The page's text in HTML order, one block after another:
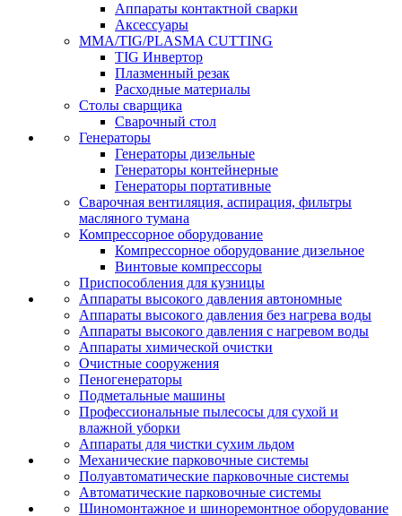
Аппараты контактной сварки
Аксессуары
MMA/TIG/PLASMA CUTTING
TIG Инвертор
Плазменный резак
Расходные материалы
Столы сварщика
Сварочный стол
Генераторы
Генераторы дизельные
Генераторы контейнерные
Генераторы портативные
Сварочная вентиляция, аспирация, фильтры
масляного тумана
Компрессорное оборудование
Компрессорное оборудование дизельное
Винтовые компрессоры
Приспособления для кузницы
Аппараты высокого давления автономные
Аппараты высокого давления без нагрева воды
Аппараты высокого давления с нагревом воды
Аппараты химической очистки
Очистные сооружения
Пеногенераторы
Подметальные машины
Профессиональные пылесосы для сухой и
влажной уборки
Аппараты для чистки сухим льдом
Механические парковочные системы
Полуавтоматические парковочные системы
Автоматические парковочные системы
Шиномонтажное и шиноремонтное оборудование